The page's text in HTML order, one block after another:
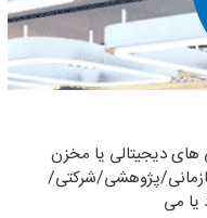
دیجیتالی یا مخزن
پژوهشی/شرکتی/
می